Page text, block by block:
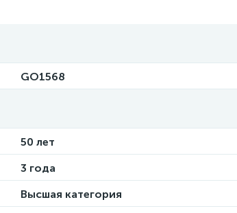
GO1568
50 лет
3 года
Высшая категория